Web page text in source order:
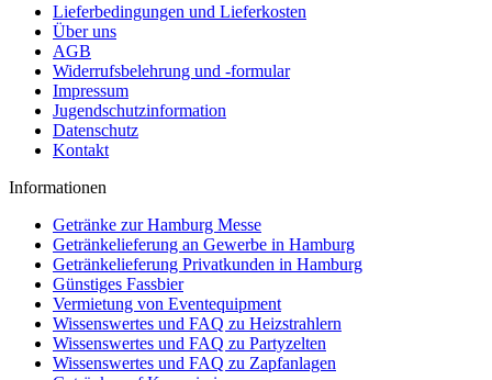
Lieferbedingungen und Lieferkosten
Über uns
AGB
Widerrufsbelehrung und -formular
Impressum
Jugendschutzinformation
Datenschutz
Kontakt
Informationen
Getränke zur Hamburg Messe
Getränkelieferung an Gewerbe in Hamburg
Getränkelieferung Privatkunden in Hamburg
Günstiges Fassbier
Vermietung von Eventequipment
Wissenswertes und FAQ zu Heizstrahlern
Wissenswertes und FAQ zu Partyzelten
Wissenswertes und FAQ zu Zapfanlagen